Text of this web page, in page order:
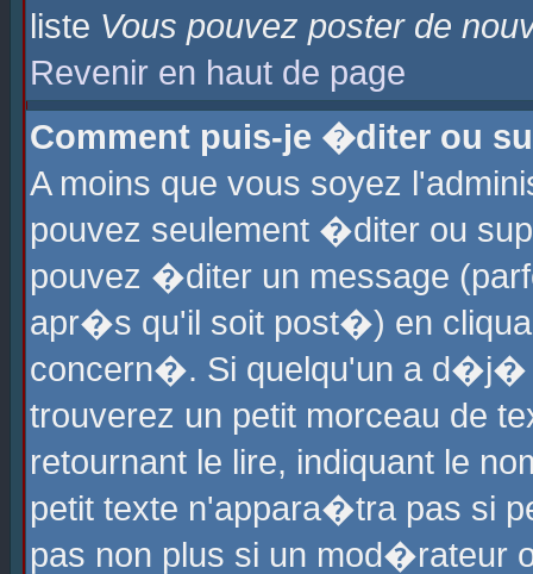
liste Vous pouvez poster de
Revenir en haut de page
Comment puis-je �diter ou
A moins que vous soyez
pouvez seulement �diter ou
pouvez �diter un message
apr�s qu'il soit post�) en
concern�. Si quelqu'un a
trouverez un petit morceau de
retournant le lire, indiquant le
petit texte n'appara�tra pas si
pas non plus si un mod�rateur